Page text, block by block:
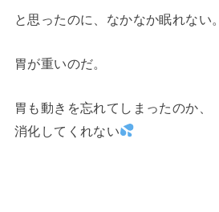
と思ったのに、なかなか眠れない。
胃が重いのだ。
胃も動きを忘れてしまったのか、
消化してくれない